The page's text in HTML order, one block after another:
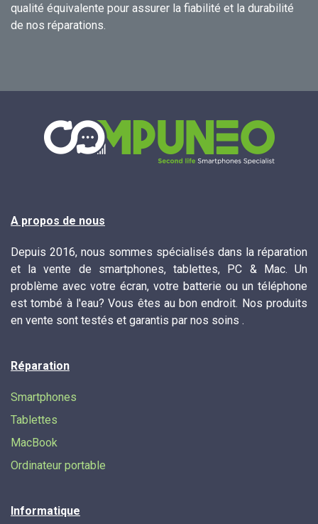
qualité équivalente pour assurer la fiabilité et la durabilité
de nos réparations.
A propos de nous
Depuis 2016, nous sommes spécialisés dans la réparation
et la vente de smartphones, tablettes, PC & Mac. Un
problème avec votre écran, votre batterie ou un téléphone
est tombé à l'eau? Vous êtes au bon endroit. Nos produits
en vente sont testés et garantis par nos soins .
Réparation
Smartphones
Tablettes
MacBook
Ordinateur portable
Informatique